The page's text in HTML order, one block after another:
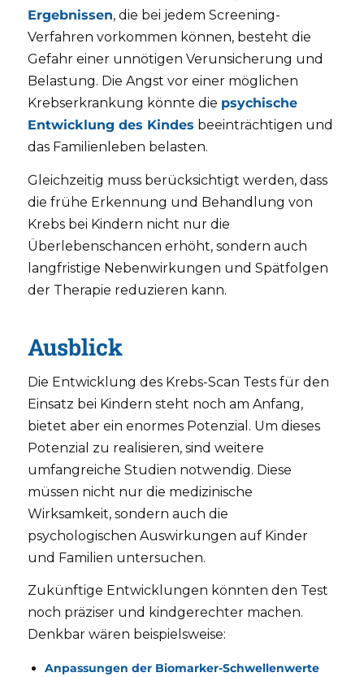
Ergebnissen, die bei jedem Screening-
Verfahren vorkommen können, besteht die
Gefahr einer unnötigen Verunsicherung und
Belastung. Die Angst vor einer möglichen
Krebserkrankung könnte die psychische
Entwicklung des Kindes beeinträchtigen und
das Familienleben belasten.
Gleichzeitig muss berücksichtigt werden, dass
die frühe Erkennung und Behandlung von
Krebs bei Kindern nicht nur die
Überlebenschancen erhöht, sondern auch
langfristige Nebenwirkungen und Spätfolgen
der Therapie reduzieren kann.
Ausblick
Die Entwicklung des Krebs-Scan Tests für den
Einsatz bei Kindern steht noch am Anfang,
bietet aber ein enormes Potenzial. Um dieses
Potenzial zu realisieren, sind weitere
umfangreiche Studien notwendig. Diese
müssen nicht nur die medizinische
Wirksamkeit, sondern auch die
psychologischen Auswirkungen auf Kinder
und Familien untersuchen.
Zukünftige Entwicklungen könnten den Test
noch präziser und kindgerechter machen.
Denkbar wären beispielsweise:
Anpassungen der Biomarker-Schwellenwerte